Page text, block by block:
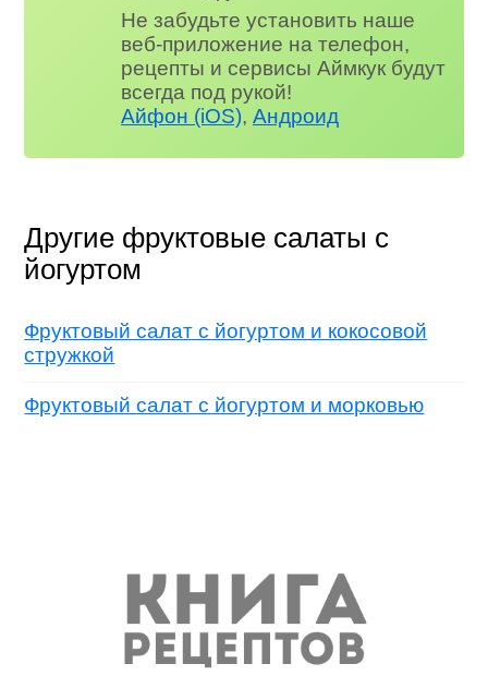
Не забудьте установить наше
веб-приложение на телефон,
рецепты и сервисы Аймкук будут
всегда под рукой!
Айфон (iOS),Андроид
Другие фруктовые салаты с
йогуртом
Фруктовый салат с йогуртом и кокосовой
стружкой
Фруктовый салат с йогуртом и морковью